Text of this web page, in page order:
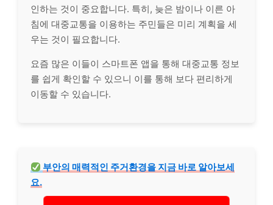
인하는 것이 중요합니다. 특히, 늦은 밤이나 이른 아
침에 대중교통을 이용하는 주민들은 미리 계획을 세
우는 것이 필요합니다.
요즘 많은 이들이 스마트폰 앱을 통해 대중교통 정보
를 쉽게 확인할 수 있으니 이를 통해 보다 편리하게
이동할 수 있습니다.
부안의 매력적인 주거환경을 지금 바로 알아보세
요.